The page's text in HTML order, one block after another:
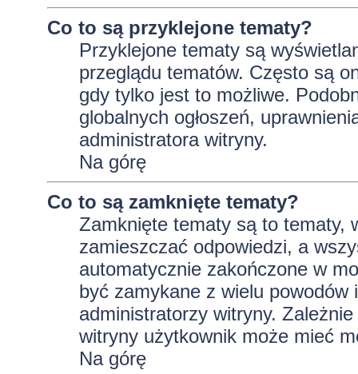
Co to są przyklejone tematy?
Przyklejone tematy są
przeglądu tematów. Często są
gdy tylko jest to możliwe.
globalnych ogłoszeń,
administratora witryny.
Na górę
Co to są zamknięte tematy?
Zamknięte tematy są to tematy,
zamieszczać odpowiedzi, a
automatycznie zakończone w
być zamykane z wielu
administratorzy witryny.
witryny użytkownik może mieć
Na górę